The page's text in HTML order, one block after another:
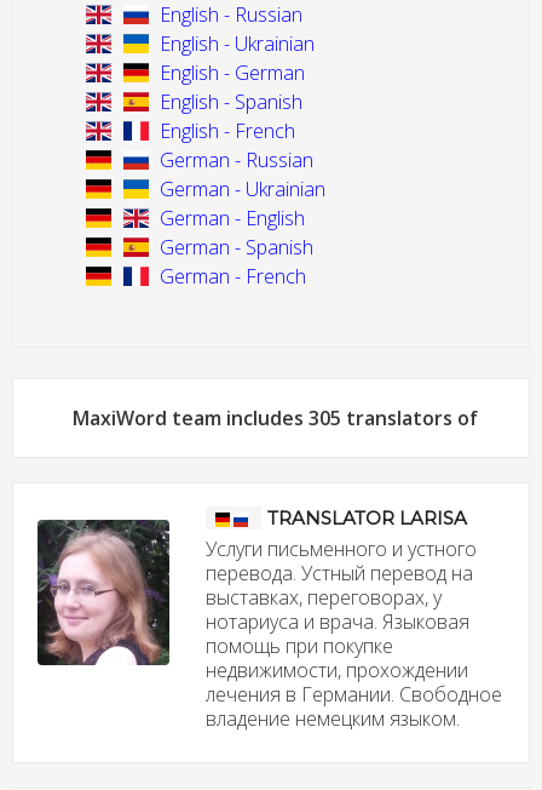
English - Russian
English - Ukrainian
English - German
English - Spanish
English - French
German - Russian
German - Ukrainian
German - English
German - Spanish
German - French
MaxiWord team includes 305 translators of
TRANSLATOR LARISA
Услуги письменного и устного
перевода. Устный перевод на
выставках, переговорах, у
нотариуса и врача. Языковая
помощь при покупке
недвижимости, прохождении
лечения в Германии. Свободное
владение немецким языком.